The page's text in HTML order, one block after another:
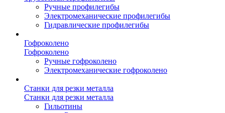
Ручные профилегибы
Электромеханические профилегибы
Гидравлические профилегибы
Гофроколено
Гофроколено
Ручные гофроколено
Электромеханические гофроколено
Станки для резки металла
Станки для резки металла
Гильотины